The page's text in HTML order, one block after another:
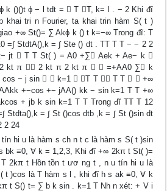
k ()()t ϕ − l tdt =  T T, k= l . − 2 Khi đĩ
khai tri n Fourier, ta khai trin hàm S( t )
+∞ St()= ∑ Akϕ k () t k=−∞ Trong đĩ: T
=∫ StdtA(),k = ∫ Ste () dt . TT T T − − 2 2
jt  T T St( ) = A0 +∑ Aek + Ae− k 
kt π  2 kt π 2 kt π   =+AA0 ∑ k
cos − j sin   k=1  T T  T T   +∞
+−cos +− jAA() kk − sin k=1 T T +∞
+ jb k sin k=1 T T Trong đĩ TT T 12
Stdta(),k = ∫ St ()cos dtb ,k = ∫ St ()sin dt
2 24
hi u là hàm s ch n t c là hàm s S( t )sin
bk ≡0, ∀ k = 1,2,3, Khi đĩ +∞ 2kπ t St( )=
2kπ t Hồn tồn t ươ ng t , n u tín hi u là
t )cos là T hàm s l , khi đĩ h s ak ≡0, ∀ k
t S() t= ∑ b k sin . k=1 T Nh n xét: + V i